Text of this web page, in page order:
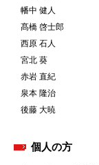
幡中 健人
髙橋 啓士郎
西原 石人
宮北 葵
赤岩 直紀
泉本 隆治
後藤 大暁
個人の方